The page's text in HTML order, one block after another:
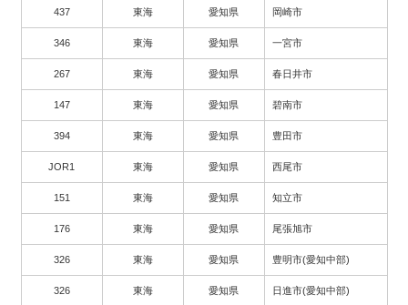
437 東海 愛知県 岡崎市
346 東海 愛知県 一宮市
267 東海 愛知県 春日井市
147 東海 愛知県 碧南市
394 東海 愛知県 豊田市
JOR1 東海 愛知県 西尾市
151 東海 愛知県 知立市
176 東海 愛知県 尾張旭市
326 東海 愛知県 豊明市(愛知中部)
326 東海 愛知県 日進市(愛知中部)